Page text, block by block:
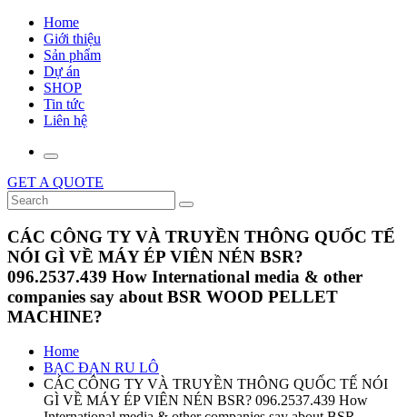
Home
Giới thiệu
Sản phẩm
Dự án
SHOP
Tin tức
Liên hệ
GET A QUOTE
CÁC CÔNG TY VÀ TRUYỀN THÔNG QUỐC TẾ
NÓI GÌ VỀ MÁY ÉP VIÊN NÉN BSR?
096.2537.439 How International media & other
companies say about BSR WOOD PELLET
MACHINE?
Home
BẠC ĐẠN RU LÔ
CÁC CÔNG TY VÀ TRUYỀN THÔNG QUỐC TẾ NÓI
GÌ VỀ MÁY ÉP VIÊN NÉN BSR? 096.2537.439 How